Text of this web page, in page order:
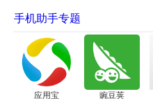
手机助手专题
应用宝 豌豆荚